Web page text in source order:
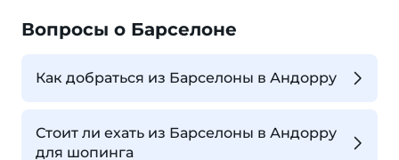
Вопросы о Барселоне
Как добраться из Барселоны в Андорру
Стоит ли ехать из Барселоны в Андорру
для шопинга